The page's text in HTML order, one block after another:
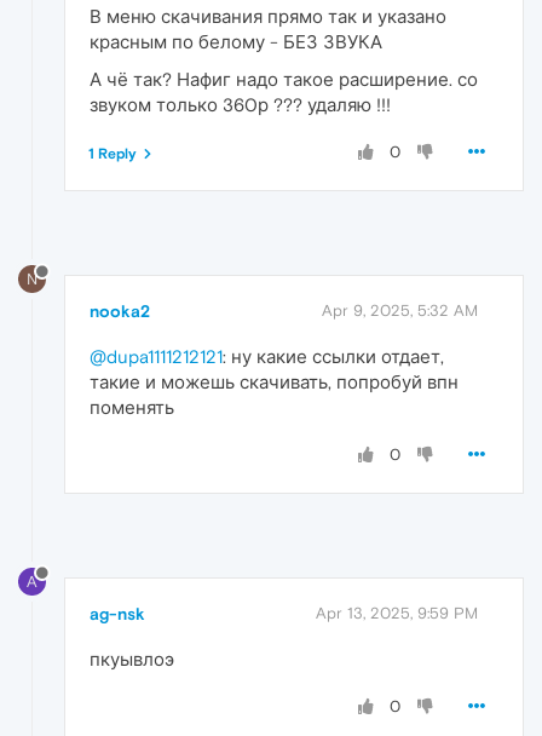
В меню скачивания прямо так и указано
красным по белому - БЕЗ ЗВУКА
А чё так? Нафиг надо такое расширение. со
звуком только 360р ??? удаляю !!!
0
1 Reply
N
nooka2 Apr 9, 2025, 5:32 AM
@dupa1111212121: ну какие ссылки отдает,
такие и можешь скачивать, попробуй впн
поменять
0
A
ag-nsk Apr 13, 2025, 9:59 PM
пкуывлоэ
0